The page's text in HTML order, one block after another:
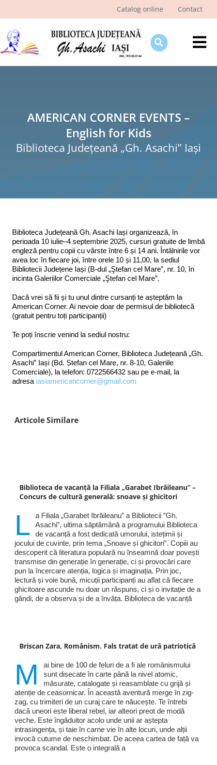
Catalog online Contact
Ştiri şi evenimente
Programe şi proiecte
Interes public
AMERICAN CORNER EVENTS –
English for Kids
Biblioteca Judeţeană „Gh. Asachi” Iaşi
Biblioteca Județeană Gh. Asachi Iași organizează, în
perioada 10 iulie–4 septembrie 2025, cursuri gratuite de limbă
engleză pentru copii cu vârste între 6 și 14 ani. Întâlnirile vor
avea loc în fiecare joi, între orele 10 și 11,00, la sediul
Bibliotecii Județene Iași (B-dul „Ştefan cel Mare”, nr. 10, în
incinta Galeriilor Comerciale „Ştefan cel Mare”.
Dacă vrei să fii și tu unul dintre cursanți te așteptăm la
American Corner. Ai nevoie doar de permisul de bibliotecă
(gratuit pentru toți participanții)
Te poți înscrie venind la sediul nostru:
Compartimentul American Corner, Biblioteca Județeană „Gh.
Asachi” Iași (Bd. Ștefan cel Mare, nr. 8-10, Galeriile
Comerciale), la telefon: 0722566432 sau pe e-mail, la
adresa iasiamericancorner@gmail.com
Articole Similare
Biblioteca de vacanță la Filiala „Garabet Ibrăileanu” –
Concurs de cultură generală: snoave și ghicitori
L
a Filiala „Garabet Ibrăileanu” a Bibliotecii ”Gh.
Asachi”, ultima săptămână a programului Biblioteca
de vacanță a fost dedicată umorului, istețimii și
jocului de cuvinte, prin tema „Snoave și ghicitori”. Copiii au
descoperit că literatura populară nu înseamnă doar povești
transmise din generație în generație, ci și provocări care
pun la încercare atenția, logica și imaginația. Prin joc,
lectură și voie bună, micuții participanți au aflat că fiecare
ghicitoare ascunde nu doar un răspuns, ci și o invitație de a
gândi, de a observa și de a învăța. Biblioteca de vacanță
Briscan Zara, Românism. Fals tratat de ură patriotică
M
ai bine de 100 de feluri de a fi ale românismului
sunt disecate în carte până la nivel atomic,
măsurate, catalogate și reasamblate cu grijă și
atenție de ceasornicar. În această aventură merge în zig-
zag, cu trimiteri de un curaj care te năucește. Te întrebi
dacă uneori este liberal rebel, iar alteori preot de modă
veche. Este îngăduitor acolo unde unii ar aștepta
intrasingența, și taie în carne vie în alte locuri, unde alții
invocă cutume de neschimbat. De aceea cartea de față va
provoca scandal. Este o integrală a